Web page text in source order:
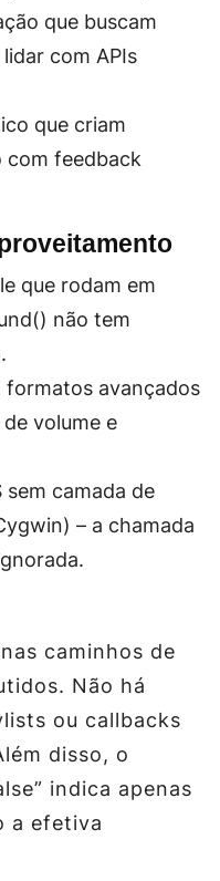
que buscam
com APIs
que criam
com feedback
que rodam em
não tem
formatos avançados
volume e
sem camada de
– a chamada
caminhos de
Não há
ou callbacks
disso, o
indica apenas
a efetiva